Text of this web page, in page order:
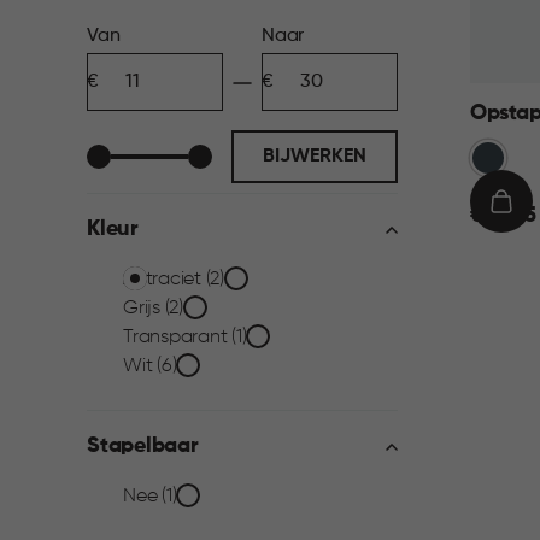
Prijs
filter
Van
Naar
BIJWERKEN
Kleur
Kleur
filter
Antraciet (2)
Grijs (2)
Transparant (1)
Wit (6)
Stapelbaar
Stapelbaar
Nee (1)
€€ 29,95
IN